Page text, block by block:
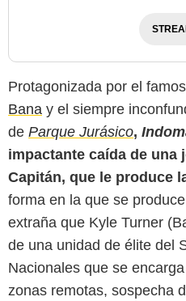
Protagonizada por el
Bana y el siempre
de Parque Jurásico,
impactante caída de una
Capitán, que le produce
forma en la que se
extraña que Kyle Turner
de una unidad de élite del
Nacionales que se
zonas remotas, sospecha